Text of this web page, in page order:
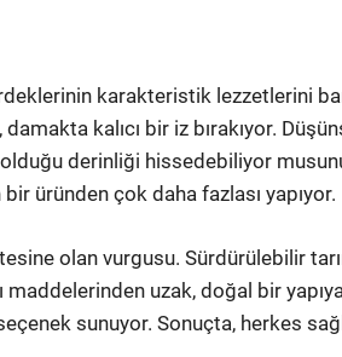
karakteristik lezzetlerini
kalıcı bir iz bırakıyor.
derinliği hissedebiliyor
bir üründen çok daha fazlası yapıyor.
olan vurgusu. Sürdürülebilir
uzak, doğal bir
sunuyor. Sonuçta, herkes